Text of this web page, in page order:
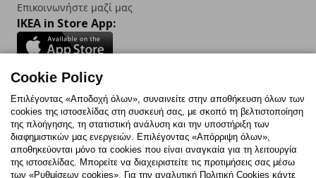
Επικοινωνήστε μαζί μας
IKEA in Store App:
Follow us:
FacebookInstagram
TikTokYoutubePinterestTwitter
Cookie Policy
Επιλέγοντας «Αποδοχή όλων», συναινείτε στην αποθήκευση όλων των
cookies της ιστοσελίδας στη συσκευή σας, με σκοπό τη βελτιστοποίηση
της πλοήγησης, τη στατιστική ανάλυση και την υποστήριξη των
διαφημιστικών μας ενεργειών. Επιλέγοντας «Απόρριψη όλων»,
αποθηκεύονται μόνο τα cookies που είναι αναγκαία για τη λειτουργία
της ιστοσελίδας. Μπορείτε να διαχειριστείτε τις προτιμήσεις σας μέσω
των «Ρυθμίσεων cookies». Για την αναλυτική Πολιτική Cookies κάντε